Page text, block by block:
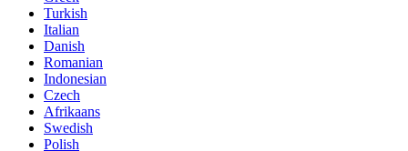
Turkish
Italian
Danish
Romanian
Indonesian
Czech
Afrikaans
Swedish
Polish